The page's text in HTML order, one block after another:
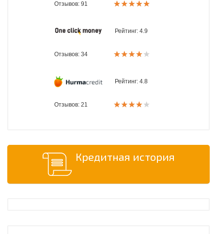
Отзывов: 91
Рейтинг: 4.9
Отзывов: 34
Рейтинг: 4.8
Отзывов: 21
Кредитная история